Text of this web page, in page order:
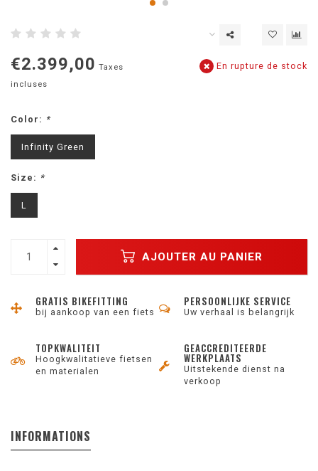
€2.399,00 Taxes
incluses
En rupture de stock
Color: *
Infinity Green
Size: *
L
AJOUTER AU PANIER
GRATIS BIKEFITTING
bij aankoop van een fiets
PERSOONLIJKE SERVICE
Uw verhaal is belangrijk
TOPKWALITEIT
Hoogkwalitatieve fietsen
en materialen
GEACCREDITEERDE
WERKPLAATS
Uitstekende dienst na
verkoop
INFORMATIONS